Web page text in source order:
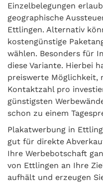
Einzelbelegungen
geographische
Ettlingen. Alternativ
kostengünstige
wählen. Besonders für
diese Variante. Hierbei
preiswerte Möglichkeit,
Kontaktzahl pro
günstigsten
schon zu einem
Plakatwerbung in
gut für direkte
Ihre Werbebotschaft
von Ettlingen an Ihre
aufhält und erzeugen